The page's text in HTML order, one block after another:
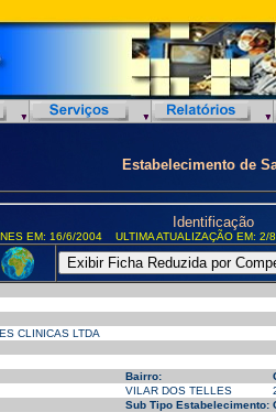
Estabelecimento de
Identificação
EM: 16/6/2004 ULTIMA ATUALIZAÇÃO EM:
CLINICAS LTDA
Bairro:
VILAR DOS TELLES
Sub Tipo Estabelecimento: